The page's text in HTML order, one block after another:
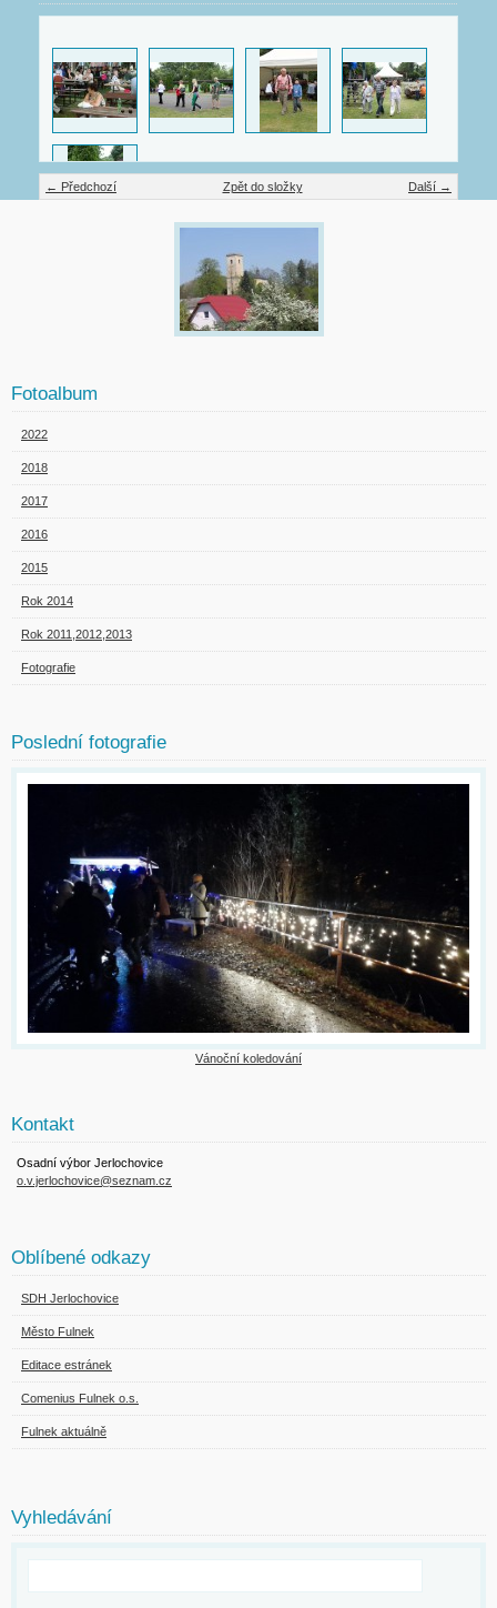
← Předchozí Další →
Zpět do složky
Fotoalbum
2022
2018
2017
2016
2015
Rok 2014
Rok 2011,2012,2013
Fotografie
Poslední fotografie
Vánoční koledování
Kontakt
Osadní výbor Jerlochovice
o.v.jerlochovice@seznam.cz
Oblíbené odkazy
SDH Jerlochovice
Město Fulnek
Editace estránek
Comenius Fulnek o.s.
Fulnek aktuálně
Vyhledávání